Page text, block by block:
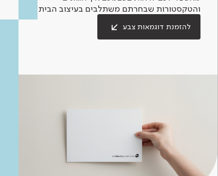
והטקסטורות שבחרתם משתלבים בעיצוב הבית.
להזמנת דוגמאות צבע